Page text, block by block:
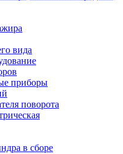
вида
приборы
поворота
в сборе